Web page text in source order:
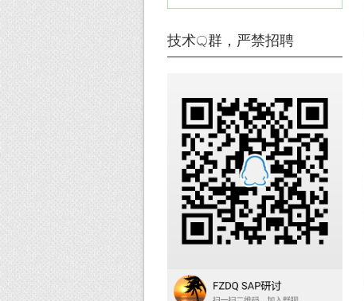
技术Q群，严禁招聘